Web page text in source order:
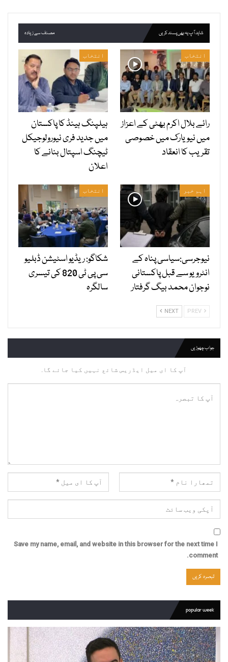
شاید آپ یہ بھی پسند کریں مصنف سے زیادہ
انتخاب
رائے بلال اکرم بھٹی کے اعزاز
میں نیویارک میں خصوصی
تقریب کا انعقاد
انتخاب
ہیلپنگ ہینڈ کا پاکستان
میں جدید فری نیورولوجیکل
ٹیچنگ اسپتال بنانے کا
اعلان
اہم خبر
نیوجرسی:سیاسی پناہ کے
انٹرویو سے قبل پاکستانی
نوجوان محمد بیگ گرفتار
انتخاب
شکاگو: ریڈیو اسٹیشن ڈبلیو
سی پی ٹی 820 کی تیسری
سالگرہ
NEXT
جواب چھوڑیں
آپ کا ای میل ایڈریس شائع نہیں کیا جائے گا.
Save my name, email, and website in this browser for the next time I
comment.
popular week